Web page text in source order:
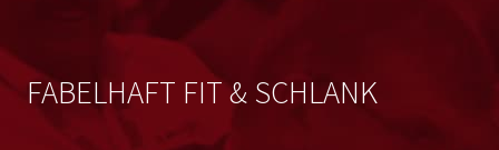
FABELHAFT FIT & SCHLANK